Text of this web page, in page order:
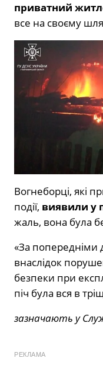
приватний
все на своєму
Вогнеборці, які
події, виявили у
жаль, вона була
«За попередніми
внаслідок
безпеки при
піч була вся в
зазначають у
РЕКЛАМА